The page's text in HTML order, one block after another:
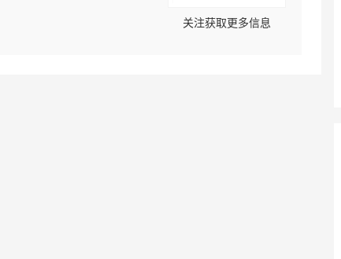
关注获取更多信息